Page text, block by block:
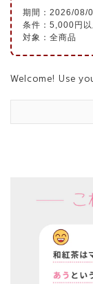
期間：2026/08/
条件：5,000円
対象：全商品
Welcome! Use